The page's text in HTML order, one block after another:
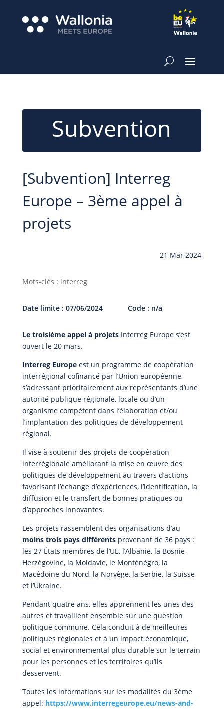
Subvention
[Subvention] Interreg
Europe – 3ème appel à
projets
21 Mar 2024
Mots-clés : interreg
Date limite : 07/06/2024 Code : n/a
Le troisième appel à projetsInterreg Europe s’est
ouvert le 20 mars.
Interreg Europeest un programme de coopération
interrégional cofinancé par l’Union européenne,
s’adressant prioritairement aux représentants d’une
autorité publique régionale, locale ou d’un
organisme compétent dans l’élaboration et/ou
l’implantation des politiques de développement
régional.
Il vise à soutenir des projets de coopération
interrégionale améliorant la mise en œuvre des
politiques de développement au travers d’actions
favorisant l’échange d’expériences, l’identification, la
diffusion et le transfert de bonnes pratiques ou
d’approches innovantes.
Les projets rassemblent des organisations d’au
moins trois pays différentsprovenant de 36 pays :
les 27 États membres de l’UE, l’Albanie, la Bosnie-
Herzégovine, la Moldavie, le Monténégro, la
Macédoine du Nord, la Norvège, la Serbie, la Suisse
et l’Ukraine.
Pendant quatre ans, elles apprennent les unes des
autres et travaillent ensemble sur une question
politique commune. Cela conduit à de meilleures
politiques régionales et à un impact économique,
social et environnemental plus durable sur le terrain
pour les personnes et les territoires qu’ils
desservent.
Toutes les informations sur les modalités du 3ème
appel: https://www.interregeurope.eu/news-and-